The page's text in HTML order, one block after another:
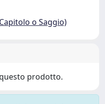
o Saggio)
prodotto.